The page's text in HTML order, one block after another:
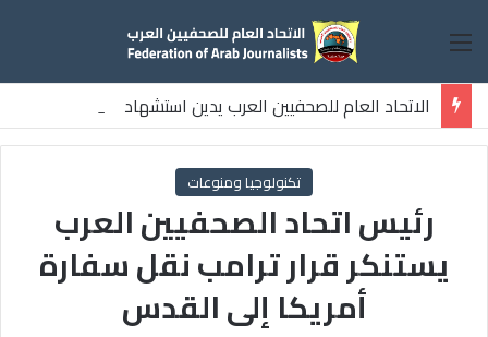
القائمة
الاتحاد العام للصحفيين العرب يدين استشهاد
ثلاثة صحفيين فلسطينيين باستهداف إسرائيلي وسط قطاع غزة
تكنولوجيا ومنوعات
رئيس اتحاد الصحفيين العرب
يستنكر قرار ترامب نقل سفارة
أمريكا إلى القدس